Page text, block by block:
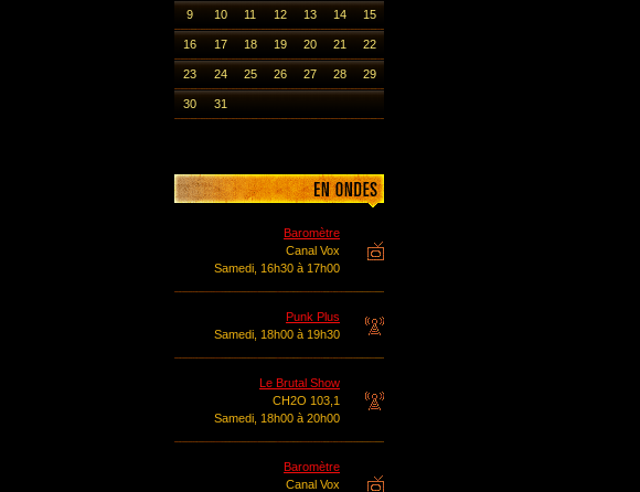
9 10 11 12 13 14 15
16 17 18 19 20 21 22
23 24 25 26 27 28 29
30 31
Baromètre
Canal Vox
Samedi, 16h30 à 17h00
Punk Plus
Samedi, 18h00 à 19h30
Le Brutal Show
CH2O 103,1
Samedi, 18h00 à 20h00
Baromètre
Canal Vox